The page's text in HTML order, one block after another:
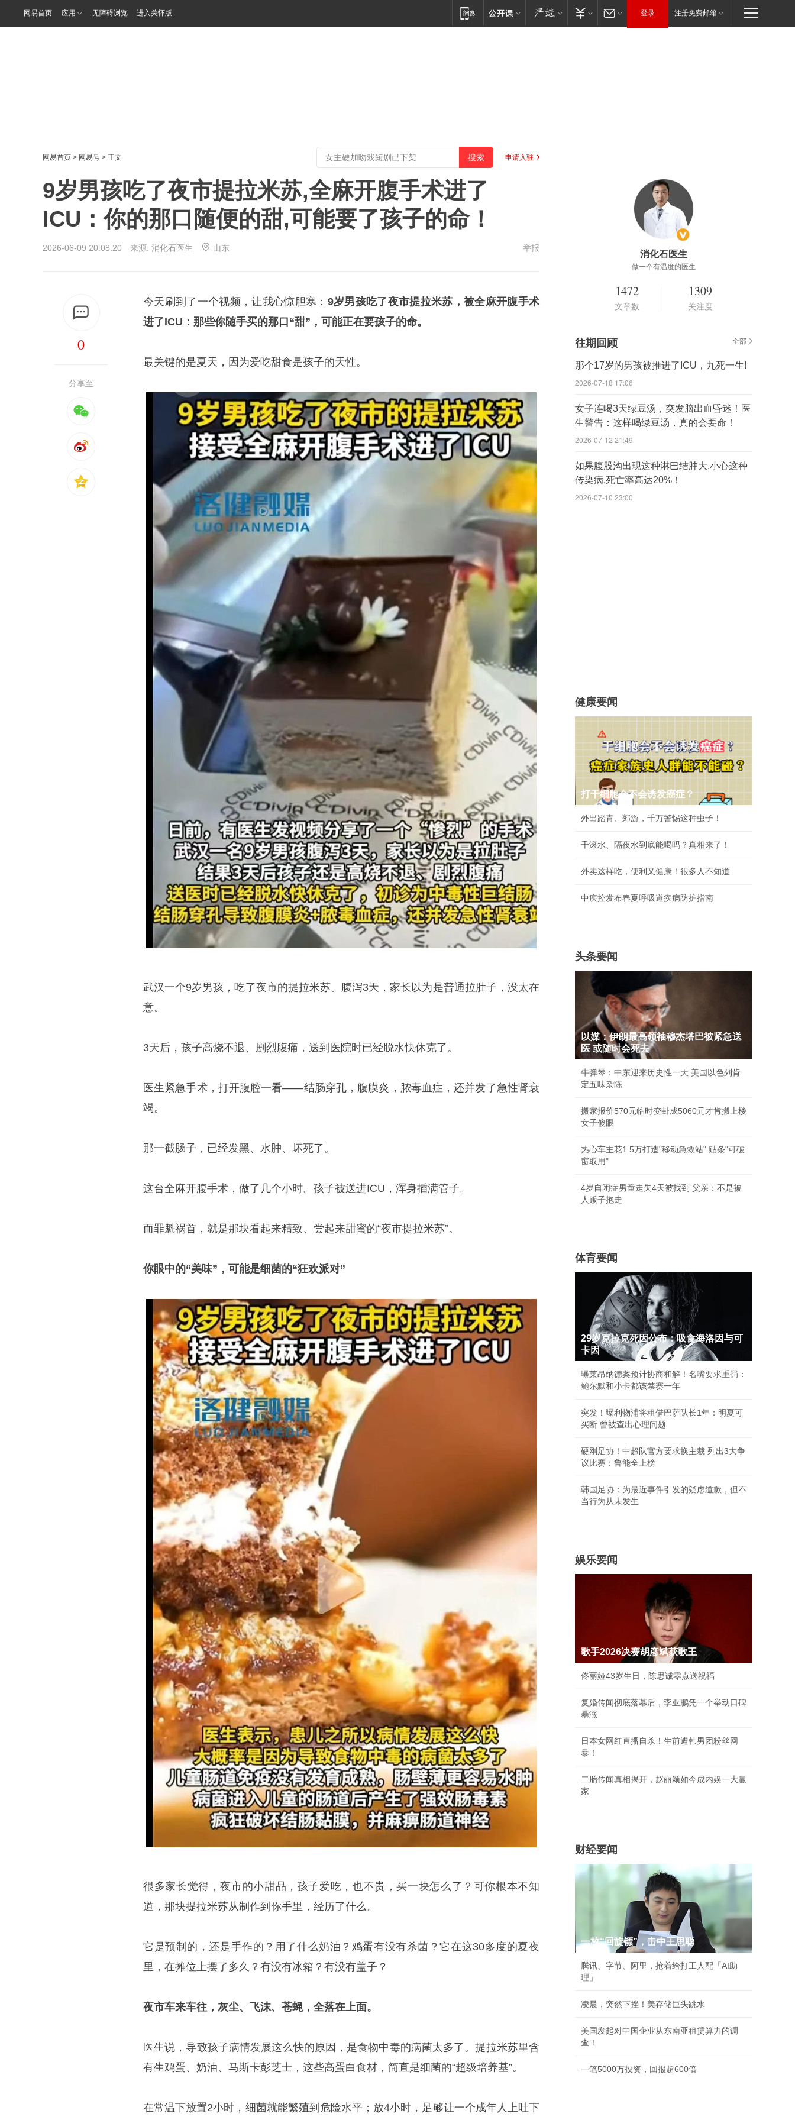
网易首页 应用 无障碍浏览 进入关怀版 登录 注册免费邮箱
网易首页 > 网易号 > 正文 申请入驻
9岁男孩吃了夜市提拉米苏,全麻开腹手术进了
ICU：你的那口随便的甜,可能要了孩子的命！
2026-06-09 20:08:20 来源: 消化石医生 山东 举报
0
分享至
今天刷到了一个视频，让我心惊胆寒： 9岁男孩吃了夜市提拉米苏 ，被全麻开腹手术
进了ICU：那些你随手买的那口“甜”，可能正在要孩子的命。
最关键的是夏天，因为爱吃甜食是孩子的天性。
武汉一个9岁男孩，吃了夜市的提拉米苏。腹泻3天，家长以为是普通拉肚子，没太在
意。
3天后，孩子高烧不退、剧烈腹痛，送到医院时已经脱水快休克了。
医生紧急手术，打开腹腔一看——结肠穿孔，腹膜炎，脓毒血症，还并发了急性肾衰
竭。
那一截肠子，已经发黑、水肿、坏死了。
这台全麻开腹手术，做了几个小时。孩子被送进ICU，浑身插满管子。
而罪魁祸首，就是那块看起来精致、尝起来甜蜜的“夜市提拉米苏”。
你眼中的“美味”，可能是细菌的“狂欢派对”
很多家长觉得，夜市的小甜品，孩子爱吃，也不贵，买一块怎么了？可你根本不知
道，那块提拉米苏从制作到你手里，经历了什么。
它是预制的，还是手作的？用了什么奶油？鸡蛋有没有杀菌？它在这30多度的夏夜
里，在摊位上摆了多久？有没有冰箱？有没有盖子？
夜市车来车往，灰尘、飞沫、苍蝇，全落在上面。
医生说，导致孩子病情发展这么快的原因，是食物中毒的病菌太多了。提拉米苏里含
有生鸡蛋、奶油、马斯卡彭芝士，这些高蛋白食材，简直是细菌的“超级培养基”。
在常温下放置2小时，细菌就能繁殖到危险水平；放4小时，足够让一个成年人上吐下
消化石医生
做一个有温度的医生
1472
文章数
1309
关注度
往期回顾 全部
那个17岁的男孩被推进了ICU，九死一生!
2026-07-18 17:06
女子连喝3天绿豆汤，突发脑出血昏迷！医
生警告：这样喝绿豆汤，真的会要命！
2026-07-12 21:49
如果腹股沟出现这种淋巴结肿大,小心这种
传染病,死亡率高达20%！
2026-07-10 23:00
健康要闻
打干细胞会不会诱发癌症？
外出踏青、郊游，千万警惕这种虫子！
千滚水、隔夜水到底能喝吗？真相来了！
外卖这样吃，便利又健康！很多人不知道
中疾控发布春夏呼吸道疾病防护指南
头条要闻
以媒：伊朗最高领袖穆杰塔巴被紧急送
医 或随时会死去
牛弹琴：中东迎来历史性一天 美国以色列肯
定五味杂陈
搬家报价570元临时变卦成5060元才肯搬上楼
女子傻眼
热心车主花1.5万打造"移动急救站" 贴条"可破
窗取用"
4岁自闭症男童走失4天被找到 父亲：不是被
人贩子抱走
体育要闻
29岁克拉克死因公布：吸食海洛因与可
卡因
曝莱昂纳德案预计协商和解！名嘴要求重罚：
鲍尔默和小卡都该禁赛一年
突发！曝利物浦将租借巴萨队长1年：明夏可
买断 曾被查出心理问题
硬刚足协！中超队官方要求换主裁 列出3大争
议比赛：鲁能全上榜
韩国足协：为最近事件引发的疑虑道歉，但不
当行为从未发生
娱乐要闻
歌手2026决赛胡彦斌获歌王
佟丽娅43岁生日，陈思诚零点送祝福
复婚传闻彻底落幕后，李亚鹏凭一个举动口碑
暴涨
日本女网红直播自杀！生前遭韩男团粉丝网
暴！
二胎传闻真相揭开，赵丽颖如今成内娱一大赢
家
财经要闻
一枚“回旋镖”，击中王思聪
腾讯、字节、阿里，抢着给打工人配「AI助
理」
凌晨，突然下挫！美存储巨头跳水
美国发起对中国企业从东南亚租赁算力的调
查！
一笔5000万投资，回报超600倍